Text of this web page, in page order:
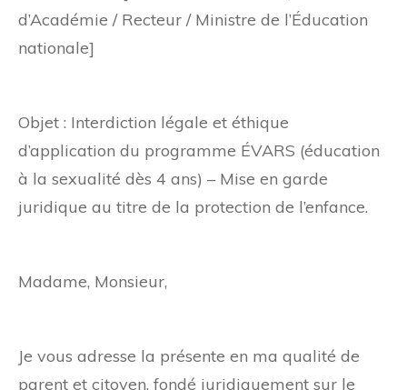
d’Académie / Recteur / Ministre de l’Éducation
nationale]
Objet : Interdiction légale et éthique
d’application du programme ÉVARS (éducation
à la sexualité dès 4 ans) – Mise en garde
juridique au titre de la protection de l’enfance.
Madame, Monsieur,
Je vous adresse la présente en ma qualité de
parent et citoyen, fondé juridiquement sur le